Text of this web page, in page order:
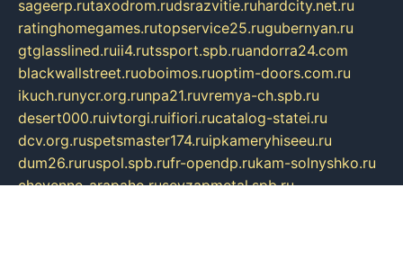
sageerp.rutaxodrom.rudsrazvitie.ruhardcity.net.ru
ratinghomegames.rutopservice25.rugubernyan.ru
gtglasslined.ruii4.rutssport.spb.ruandorra24.com
blackwallstreet.ruoboimos.ruoptim-doors.com.ru
ikuch.runycr.org.runpa21.ruvremya-ch.spb.ru
desert000.ruivtorgi.ruifiori.rucatalog-statei.ru
dcv.org.ruspetsmaster174.ruipkameryhiseeu.ru
dum26.ruruspol.spb.rufr-opendp.rukam-solnyshko.ru
cheyenne-arapaho.rusevzapmetal.spb.ru